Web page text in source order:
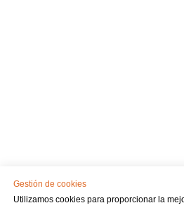
Gestión de cookies
Utilizamos cookies para proporcionar la